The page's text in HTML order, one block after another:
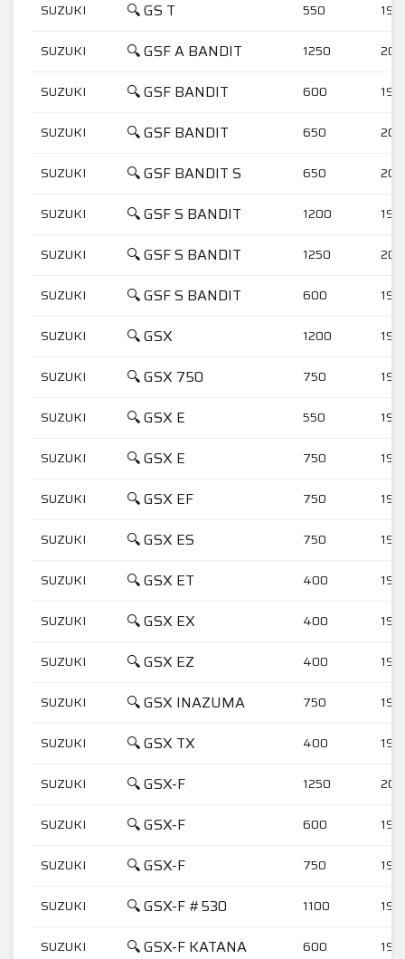
SUZUKI 🔍 GS T 550
SUZUKI 🔍 GSF A BANDIT 1250
SUZUKI 🔍 GSF BANDIT 600
SUZUKI 🔍 GSF BANDIT 650
SUZUKI 🔍 GSF BANDIT S 650
SUZUKI 🔍 GSF S BANDIT 1200
SUZUKI 🔍 GSF S BANDIT 1250
SUZUKI 🔍 GSF S BANDIT 600
SUZUKI 🔍 GSX 1200
SUZUKI 🔍 GSX 750 750
SUZUKI 🔍 GSX E 550
SUZUKI 🔍 GSX E 750
SUZUKI 🔍 GSX EF 750
SUZUKI 🔍 GSX ES 750
SUZUKI 🔍 GSX ET 400
SUZUKI 🔍 GSX EX 400
SUZUKI 🔍 GSX EZ 400
SUZUKI 🔍 GSX INAZUMA 750
SUZUKI 🔍 GSX TX 400
SUZUKI 🔍 GSX-F 1250
SUZUKI 🔍 GSX-F 600
SUZUKI 🔍 GSX-F 750
SUZUKI 🔍 GSX-F #530 1100
SUZUKI 🔍 GSX-F KATANA 600